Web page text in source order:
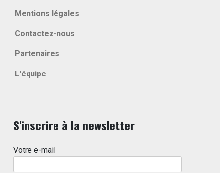
Mentions légales
Contactez-nous
Partenaires
L'équipe
S'inscrire à la newsletter
Votre e-mail